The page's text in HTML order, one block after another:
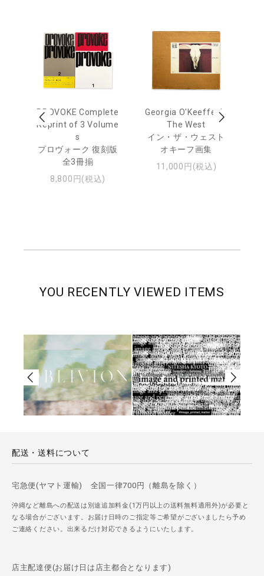
PROVOKE Complete
Reprint of 3 Volume
s
プロヴォーク 復刻版
全3冊揃
8,800円(税込)
Georgia O'Keeffe: In
The West
イン・ザ・ウェスト
オキーフ画集
11,000円(税込)
YOU RECENTLY VIEWED ITEMS
配送・送料について
宅急便(ヤマト運輸) 全国一律700円（離島を除く）
沖縄など離島への配送は別途追加料金(1万円以上の送料無料適用外)が必要と
なる場合がございます。お届け日時のご指定等ご希望がございましたら予め
ご連絡ください。出来るだけ対応できるようにいたします。
店主配達便(お届け日は店主都合となります)